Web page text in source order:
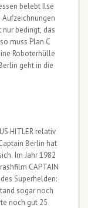
belebt Ilse
nur bedingt, das
muss Plan C
Roboterhülle
geht in die
HITLER relativ
Berlin hat
Im Jahr 1982
CAPTAIN
Superhelden:
sogar noch
noch gut 25